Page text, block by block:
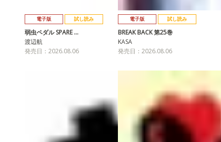
電子版 試し読み
弱虫ペダル SPARE …
渡辺航
発売日：2026.08.06
電子版 試し読み
BREAK BACK 第25巻
KASA
発売日：2026.08.06